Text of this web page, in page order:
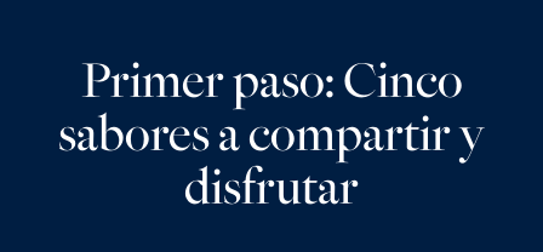
Primer paso: Cinco
sabores a compartir y
disfrutar